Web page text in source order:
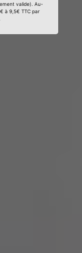
valide). Au-
à 9,5€ TTC par